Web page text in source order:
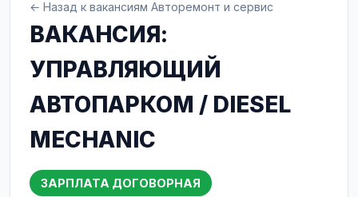
← Назад к вакансиям Авторемонт и сервис
ВАКАНСИЯ:
УПРАВЛЯЮЩИЙ
АВТОПАРКОМ / DIESEL
MECHANIC
ЗАРПЛАТА ДОГОВОРНАЯ